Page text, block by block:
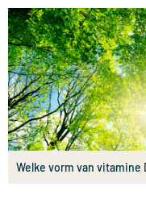
Welke vorm van